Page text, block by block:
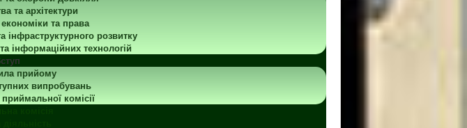
та архітектури
та права
розвитку
інформаційних технологій
прийому
випробувань
комісії